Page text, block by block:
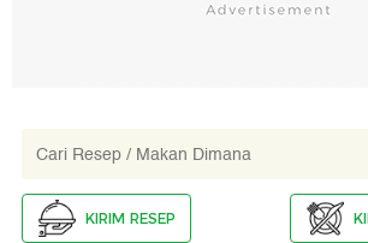
KIRIM RESEP